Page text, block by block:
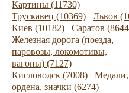
Картины (11730)
Трускавец (10369)
Львов
Киев (10182)
Саратов
Железная дорога (поезда,
паровозы, локомотивы,
вагоны) (7127)
Кисловодск (7008)
Медали,
ордена, значки (6274)